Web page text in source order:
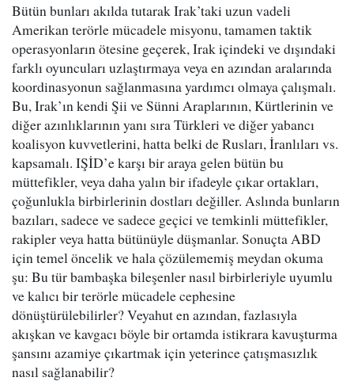
Bütün bunları akılda tutarak Irak’taki uzun vadeli
Amerikan terörle mücadele misyonu, tamamen taktik
operasyonların ötesine geçerek, Irak içindeki ve dışındaki
farklı oyuncuları uzlaştırmaya veya en azından aralarında
koordinasyonun sağlanmasına yardımcı olmaya çalışmalı.
Bu, Irak’ın kendi Şii ve Sünni Araplarının, Kürtlerinin ve
diğer azınlıklarının yanı sıra Türkleri ve diğer yabancı
koalisyon kuvvetlerini, hatta belki de Rusları, İranlıları vs.
kapsamalı. IŞİD’e karşı bir araya gelen bütün bu
müttefikler, veya daha yalın bir ifadeyle çıkar ortakları,
çoğunlukla birbirlerinin dostları değiller. Aslında bunların
bazıları, sadece ve sadece geçici ve temkinli müttefikler,
rakipler veya hatta bütünüyle düşmanlar. Sonuçta ABD
için temel öncelik ve hala çözülememiş meydan okuma
şu: Bu tür bambaşka bileşenler nasıl birbirleriyle uyumlu
ve kalıcı bir terörle mücadele cephesine
dönüştürülebilirler? Veyahut en azından, fazlasıyla
akışkan ve kavgacı böyle bir ortamda istikrara kavuşturma
şansını azamiye çıkartmak için yeterince çatışmasızlık
nasıl sağlanabilir?